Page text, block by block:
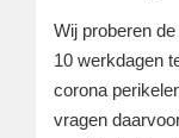
Wij proberen
10 werkdagen
corona
vragen